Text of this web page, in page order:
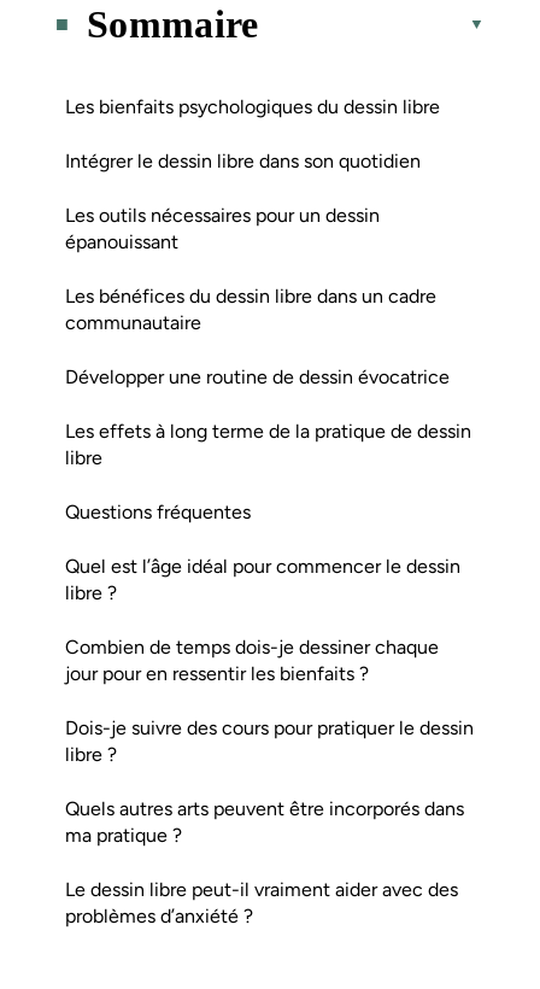
Sommaire
Les bienfaits psychologiques du dessin libre
Intégrer le dessin libre dans son quotidien
Les outils nécessaires pour un dessin
épanouissant
Les bénéfices du dessin libre dans un cadre
communautaire
Développer une routine de dessin évocatrice
Les effets à long terme de la pratique de dessin
libre
Questions fréquentes
Quel est l’âge idéal pour commencer le dessin
libre ?
Combien de temps dois-je dessiner chaque
jour pour en ressentir les bienfaits ?
Dois-je suivre des cours pour pratiquer le dessin
libre ?
Quels autres arts peuvent être incorporés dans
ma pratique ?
Le dessin libre peut-il vraiment aider avec des
problèmes d’anxiété ?